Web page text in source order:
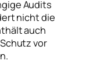
Audits
nicht die
auch
vor